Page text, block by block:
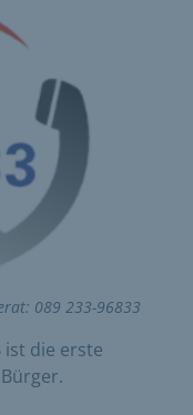
089 233-96833
ist die erste